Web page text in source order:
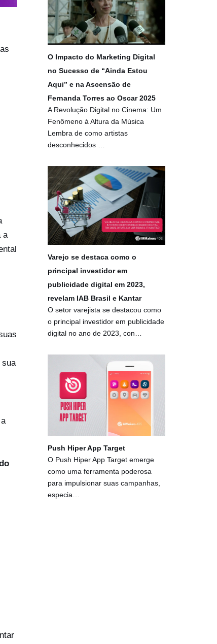
a
sua
O Impacto do Marketing Digital
no Sucesso de “Ainda Estou
Aqui” e na Ascensão de
Fernanda Torres ao Oscar 2025
A Revolução Digital no Cinema: Um
Fenômeno à Altura da Música
Lembra de como artistas
desconhecidos …
Varejo se destaca como o
principal investidor em
publicidade digital em 2023,
revelam IAB Brasil e Kantar
O setor varejista se destacou como
o principal investidor em publicidade
digital no ano de 2023, con…
Push Hiper App Target
O Push Hiper App Target emerge
como uma ferramenta poderosa
para impulsionar suas campanhas,
especia…